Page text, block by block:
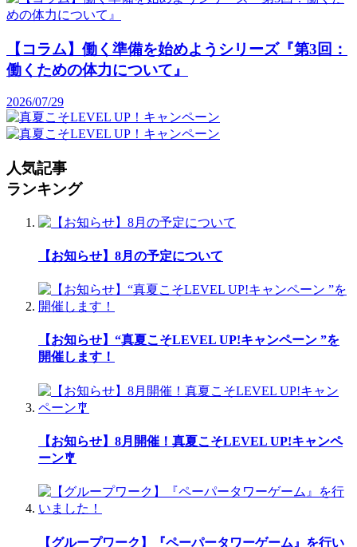
【コラム】働く準備を始めようシリーズ『第3回：
働くための体力について』
2026/07/29
人気記事
ランキング
【お知らせ】8月の予定について
【お知らせ】“真夏こそLEVEL UP!キャンペーン ”を
開催します！
【お知らせ】8月開催！真夏こそLEVEL UP!キャンペ
ーン🎐
【グループワーク】『ペーパータワーゲーム』を行い